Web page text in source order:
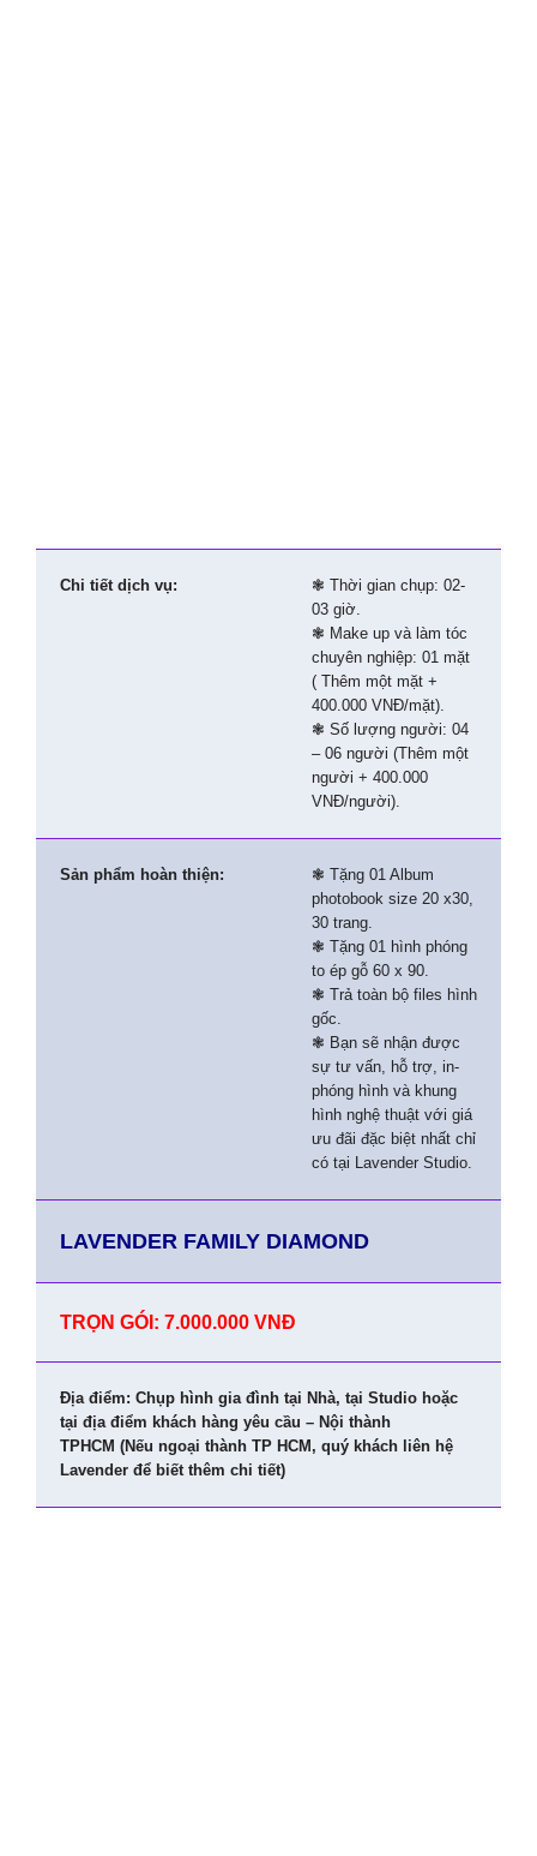
Chi tiết dịch vụ:
❃ Thời gian chụp: 02-
03 giờ.
❃ Make up và làm tóc
chuyên nghiệp: 01 mặt
( Thêm một mặt +
400.000 VNĐ/mặt).
❃ Số lượng người: 04
– 06 người (Thêm một
người + 400.000
VNĐ/người).
Sản phẩm hoàn thiện:
❃ Tặng 01 Album
photobook size 20 x30,
30 trang.
❃ Tặng 01 hình phóng
to ép gỗ 60 x 90.
❃ Trả toàn bộ files hình
gốc.
❃ Bạn sẽ nhận được
sự tư vấn, hỗ trợ, in-
phóng hình và khung
hình nghệ thuật với giá
ưu đãi đặc biệt nhất chỉ
có tại Lavender Studio.
LAVENDER FAMILY DIAMOND
TRỌN GÓI: 7.000.000 VNĐ
Địa điểm: Chụp hình gia đình tại Nhà, tại Studio hoặc
tại địa điểm khách hàng yêu cầu – Nội thành
TPHCM (Nếu ngoại thành TP HCM, quý khách liên hệ
Lavender để biết thêm chi tiết)